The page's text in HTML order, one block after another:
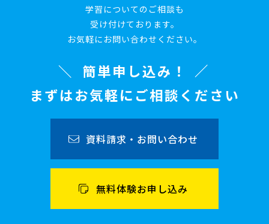
学習についてのご相談も
受け付けております。
お気軽にお問い合わせください。
簡単申し込み！
まずはお気軽にご相談ください
資料請求・お問い合わせ
無料体験お申し込み